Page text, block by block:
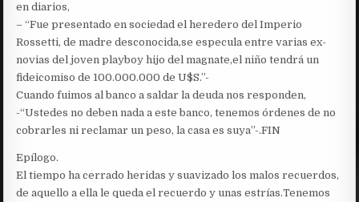
en diarios,
– “Fue presentado en sociedad el heredero del Imperio
Rossetti, de madre desconocida,se especula entre varias ex-
novias del joven playboy hijo del magnate,el niño tendrá un
fideicomiso de 100.000.000 de U$S.”-
Cuando fuimos al banco a saldar la deuda nos responden,
-“Ustedes no deben nada a este banco, tenemos órdenes de no
cobrarles ni reclamar un peso, la casa es suya”-.FIN
Epílogo.
El tiempo ha cerrado heridas y suavizado los malos recuerdos,
de aquello a ella le queda el recuerdo y unas estrías.Tenemos